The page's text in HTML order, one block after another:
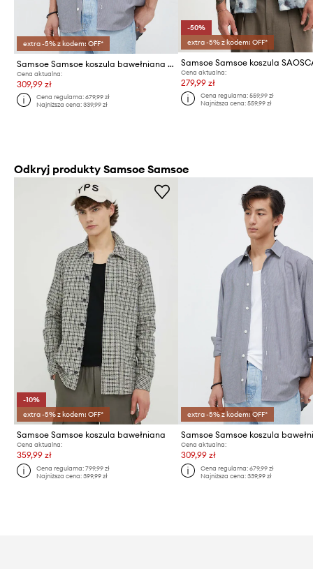
extra -5% z kodem: OFF*
Samsoe Samsoe koszula bawełniana DAMON
Cena aktualna:
309,99 zł
Cena regularna:679,99 zł
Najniższa cena:339,99 zł
-50%
extra -5% z kodem: OFF*
Samsoe Samsoe koszula
Cena aktualna:
279,99 zł
Cena regularna: 559,99 zł
Najniższa cena: 559,99 zł
Odkryj produkty Samsoe Samsoe
-10%
extra -5% z kodem: OFF*
Samsoe Samsoe koszula bawełniana
Cena aktualna:
359,99 zł
Cena regularna:799,99 zł
Najniższa cena:399,99 zł
extra -5% z kodem: OFF*
Cena aktualna:
309,99 zł
Cena regularna: 679,99 zł
Najniższa cena: 339,99 zł